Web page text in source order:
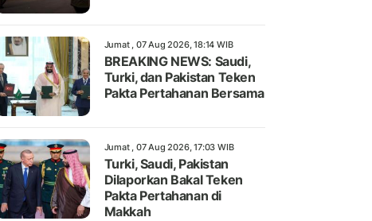
Jumat , 07 Aug 2026, 18:14 WIB
BREAKING NEWS: Saudi,
Turki, dan Pakistan Teken
Pakta Pertahanan Bersama
Jumat , 07 Aug 2026, 17:03 WIB
Turki, Saudi, Pakistan
Dilaporkan Bakal Teken
Pakta Pertahanan di
Makkah